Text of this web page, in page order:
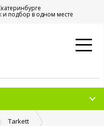
подбор в одном месте
Tarkett